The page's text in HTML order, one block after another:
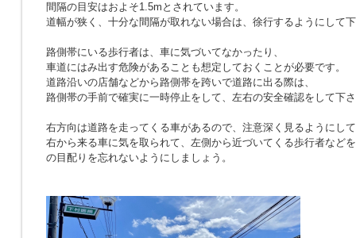
間隔の目安はおよそ1.5mとされています。
道幅が狭く、十分な間隔が取れない場合は、徐行するようにして
路側帯にいる歩行者は、車に気づいてなかったり、
車道にはみ出す危険があることも想定しておくことが必要です。
道路沿いの店舗などから路側帯を跨いで道路に出る際は、
路側帯の手前で確実に一時停止をして、左右の安全確認をして下
右方向は道路を走ってくる車があるので、注意深く見るようにし
右から来る車に気を取られて、左側から近づいてくる歩行者など
の目配りを忘れないようにしましょう。